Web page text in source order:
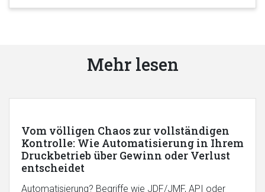
Mehr lesen
Vom völligen Chaos zur vollständigen
Kontrolle: Wie Automatisierung in Ihrem
Druckbetrieb über Gewinn oder Verlust
entscheidet
Automatisierung? Begriffe wie JDF/JMF, API oder